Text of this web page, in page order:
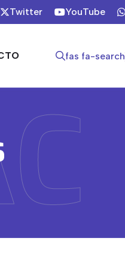
Twitter YouTube
fas fa-search